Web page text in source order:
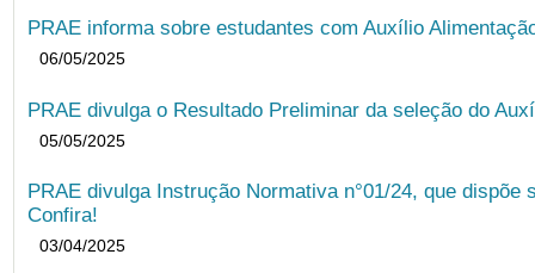
PRAE informa sobre estudantes com Auxílio
06/05/2025
PRAE divulga o Resultado Preliminar da seleção do
05/05/2025
PRAE divulga Instrução Normativa n°01/24, que
Confira!
03/04/2025